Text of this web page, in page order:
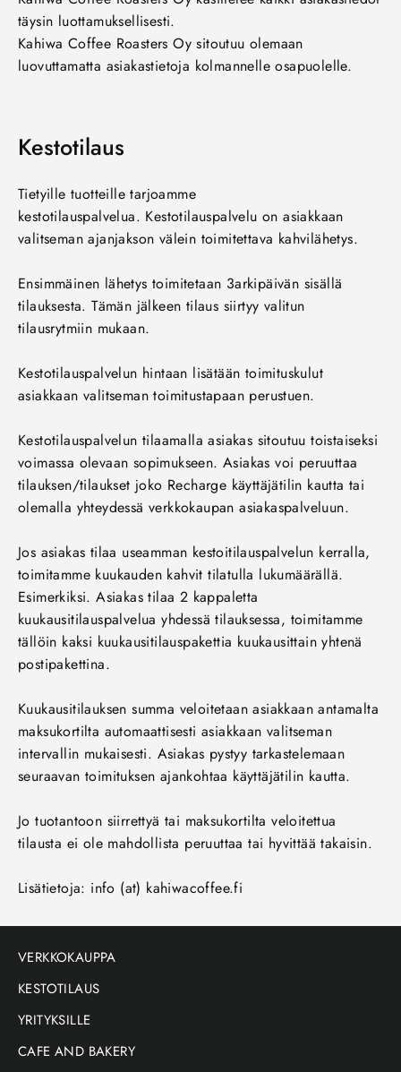
täysin luottamuksellisesti.
Kahiwa Coffee Roasters Oy sitoutuu olemaan
luovuttamatta asiakastietoja kolmannelle osapuolelle.
Kestotilaus
Tietyille tuotteille tarjoamme
kestotilauspalvelua. Kestotilauspalvelu on asiakkaan
valitseman ajanjakson välein toimitettava kahvilähetys.
Ensimmäinen lähetys toimitetaan 3arkipäivän sisällä
tilauksesta. Tämän jälkeen tilaus siirtyy valitun
tilausrytmiin mukaan.
Kestotilauspalvelun hintaan lisätään toimituskulut
asiakkaan valitseman toimitustapaan perustuen.
Kestotilauspalvelun tilaamalla asiakas sitoutuu toistaiseksi
voimassa olevaan sopimukseen. Asiakas voi peruuttaa
tilauksen/tilaukset joko Recharge käyttäjätilin kautta tai
olemalla yhteydessä verkkokaupan asiakaspalveluun.
Jos asiakas tilaa useamman kestoitilauspalvelun kerralla,
toimitamme kuukauden kahvit tilatulla lukumäärällä.
Esimerkiksi. Asiakas tilaa 2 kappaletta
kuukausitilauspalvelua yhdessä tilauksessa, toimitamme
tällöin kaksi kuukausitilauspakettia kuukausittain yhtenä
postipakettina.
Kuukausitilauksen summa veloitetaan asiakkaan antamalta
maksukortilta automaattisesti asiakkaan valitseman
intervallin mukaisesti. Asiakas pystyy tarkastelemaan
seuraavan toimituksen ajankohtaa käyttäjätilin kautta.
Jo tuotantoon siirrettyä tai maksukortilta veloitettua
tilausta ei ole mahdollista peruuttaa tai hyvittää takaisin.
Lisätietoja: info (at) kahiwacoffee.fi
VERKKOKAUPPA
KESTOTILAUS
YRITYKSILLE
CAFE AND BAKERY